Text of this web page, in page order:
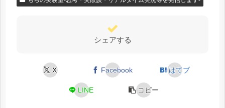
シェアする
X Facebook はてブ
LINE コピー